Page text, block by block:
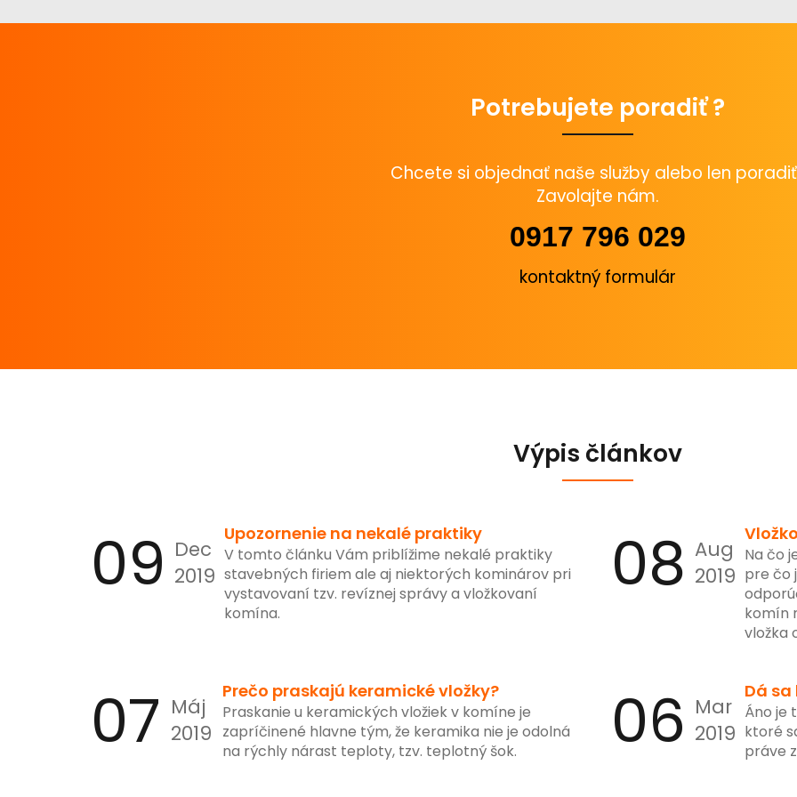
Potrebujete poradiť ?
Chcete si objednať naše služby alebo len
Zavolajte nám.
0917 796 029
kontaktný formulár
Výpis článkov
09 Dec
2019
Upozornenie na nekalé praktiky
V tomto článku Vám priblížime nekalé praktiky
stavebných firiem ale aj niektorých kominárov pri
vystavovaní tzv. revíznej správy a vložkovaní
komína.
08 Aug
2019
Na čo
pre čo
komín
vložka
07 Máj
2019
Prečo praskajú keramické vložky?
Praskanie u keramických vložiek v komíne je
zapríčinené hlavne tým, že keramika nie je odolná
na rýchly nárast teploty, tzv. teplotný šok.
06 Mar
2019
Dá
Áno je
ktoré
práve